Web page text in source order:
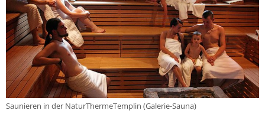
Saunieren in der NaturThermeTemplin (Galerie-Sauna)